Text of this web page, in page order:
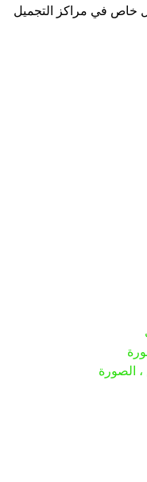
خاص في مراكز التجميل
الصورة